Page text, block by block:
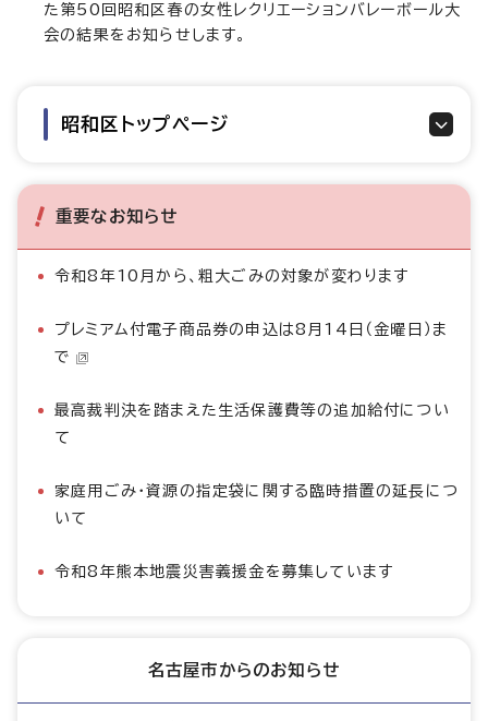
た第50回昭和区春の女性レクリエーションバレーボール大
会の結果をお知らせします。
昭和区トップページ
重要なお知らせ
令和8年10月から、粗大ごみの対象が変わります
プレミアム付電子商品券の申込は8月14日（金曜日）ま
で
最高裁判決を踏まえた生活保護費等の追加給付につい
て
家庭用ごみ・資源の指定袋に関する臨時措置の延長につ
いて
令和8年熊本地震災害義援金を募集しています
名古屋市からのお知らせ